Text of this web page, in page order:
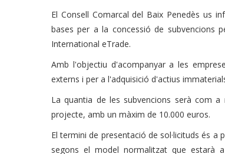
El Consell Comarcal del Baix Penedès us
bases per a la concessió de subvencions
International eTrade.
Amb l'objectiu d'acompanyar a les
externs i per a l'adquisició d'actius
La quantia de les subvencions serà com a
projecte, amb un màxim de 10.000 euros.
El termini de presentació de sol·licituds és a
segons el model normalitzat que estarà